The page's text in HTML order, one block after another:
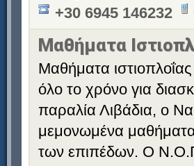
+30 6945 146232
Μαθήματα
Μαθήματα
όλο το χρόνο για
παραλία Λιβάδια, ο
μεμονωμένα μαθήματα
των επιπέδων. Ο